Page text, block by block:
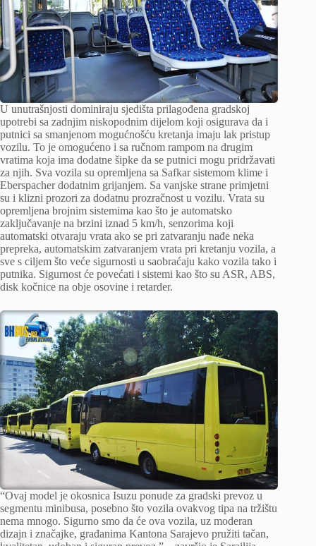
U unutrašnjosti dominiraju sjedišta prilagođena gradskoj
upotrebi sa zadnjim niskopodnim dijelom koji osigurava da i
putnici sa smanjenom mogućnošću kretanja imaju lak pristup
vozilu. To je omogućeno i sa ručnom rampom na drugim
vratima koja ima dodatne šipke da se putnici mogu pridržavati
za njih. Sva vozila su opremljena sa Safkar sistemom klime i
Eberspacher dodatnim grijanjem. Sa vanjske strane primjetni
su i klizni prozori za dodatnu prozračnost u vozilu. Vrata su
opremljena brojnim sistemima kao što je automatsko
zaključavanje na brzini iznad 5 km/h, senzorima koji
automatski otvaraju vrata ako se pri zatvaranju nađe neka
prepreka, automatskim zatvaranjem vrata pri kretanju vozila, a
sve s ciljem što veće sigurnosti u saobraćaju kako vozila tako i
putnika. Sigurnost će povećati i sistemi kao što su ASR, ABS,
disk kočnice na obje osovine i retarder.
“Ovaj model je okosnica Isuzu ponude za gradski prevoz u
segmentu minibusa, posebno što vozila ovakvog tipa na tržištu
nema mnogo. Sigurno smo da će ova vozila, uz moderan
dizajn i značajke, građanima Kantona Sarajevo pružiti tačan,